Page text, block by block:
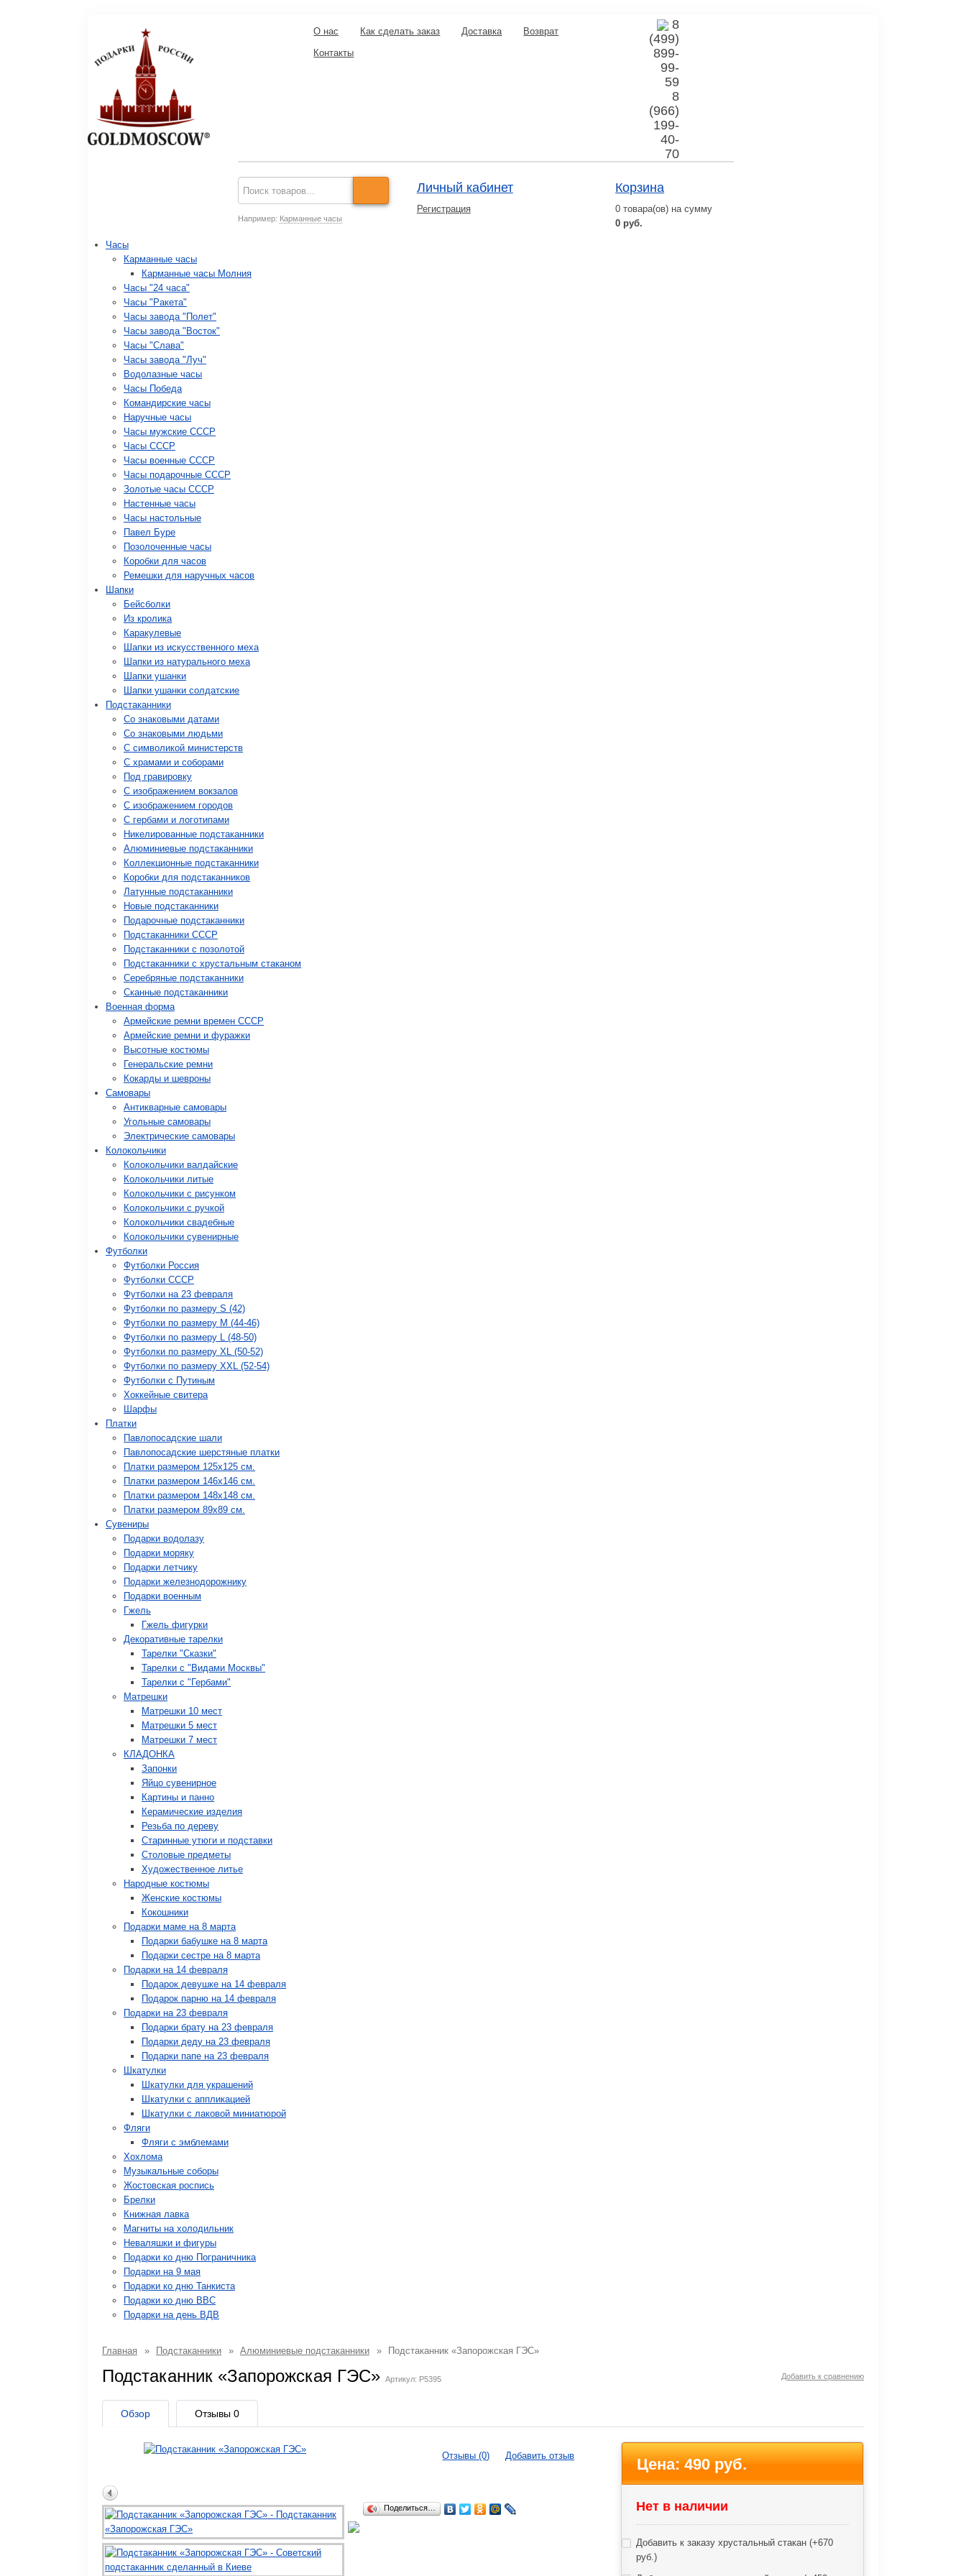
О нас Как сделать заказ Доставка
Возврат
Контакты
8
(499)
899-
99-
59
8
(966)
199-
40-
70
Например: Карманные часы
Личный кабинет
Регистрация
Корзина
0 товара(ов) на сумму
0 руб.
Часы
Карманные часы
Карманные часы Молния
Часы "24 часа"
Часы "Ракета"
Часы завода "Полет"
Часы завода "Восток"
Часы "Слава"
Часы завода "Луч"
Водолазные часы
Часы Победа
Командирские часы
Наручные часы
Часы мужские СССР
Часы СССР
Часы военные СССР
Часы подарочные СССР
Золотые часы СССР
Настенные часы
Часы настольные
Павел Буре
Позолоченные часы
Коробки для часов
Ремешки для наручных часов
Шапки
Бейсболки
Из кролика
Каракулевые
Шапки из искусственного меха
Шапки из натурального меха
Шапки ушанки
Шапки ушанки солдатские
Подстаканники
Со знаковыми датами
Cо знаковыми людьми
C символикой министерств
C храмами и соборами
Под гравировку
С изображением вокзалов
С изображением городов
С гербами и логотипами
Никелированные подстаканники
Алюминиевые подстаканники
Коллекционные подстаканники
Коробки для подстаканников
Латунные подстаканники
Новые подстаканники
Подарочные подстаканники
Подстаканники СССР
Подстаканники с позолотой
Подстаканники с хрустальным стаканом
Серебряные подстаканники
Сканные подстаканники
Военная форма
Армейские ремни времен СССР
Армейские ремни и фуражки
Высотные костюмы
Генеральские ремни
Кокарды и шевроны
Cамовары
Антикварные самовары
Угольные самовары
Электрические самовары
Колокольчики
Колокольчики валдайские
Колокольчики литые
Колокольчики с рисунком
Колокольчики с ручкой
Колокольчики свадебные
Колокольчики сувенирные
Футболки
Футболки Россия
Футболки СССР
Футболки на 23 февраля
Футболки по размеру S (42)
Футболки по размеру М (44-46)
Футболки по размеру L (48-50)
Футболки по размеру XL (50-52)
Футболки по размеру XXL (52-54)
Футболки с Путиным
Хоккейные свитера
Шарфы
Платки
Павлопосадские шали
Павлопосадские шерстяные платки
Платки размером 125х125 см.
Платки размером 146х146 см.
Платки размером 148х148 см.
Платки размером 89х89 см.
Сувениры
Подарки водолазу
Подарки моряку
Подарки летчику
Подарки железнодорожнику
Подарки военным
Гжель
Гжель фигурки
Декоративные тарелки
Тарелки "Сказки"
Тарелки с "Видами Москвы"
Тарелки с "Гербами"
Матрешки
Матрешки 10 мест
Матрешки 5 мест
Матрешки 7 мест
КЛАДОНКА
Запонки
Яйцо сувенирное
Картины и панно
Керамические изделия
Резьба по дереву
Старинные утюги и подставки
Столовые предметы
Художественное литье
Народные костюмы
Женские костюмы
Кокошники
Подарки маме на 8 марта
Подарки бабушке на 8 марта
Подарки сестре на 8 марта
Подарки на 14 февраля
Подарок девушке на 14 февраля
Подарок парню на 14 февраля
Подарки на 23 февраля
Подарки брату на 23 февраля
Подарки деду на 23 февраля
Подарки папе на 23 февраля
Шкатулки
Шкатулки для украшений
Шкатулки с аппликацией
Шкатулки с лаковой миниатюрой
Фляги
Фляги с эмблемами
Хохлома
Музыкальные соборы
Жостовская роспись
Брелки
Книжная лавка
Магниты на холодильник
Неваляшки и фигуры
Подарки ко дню Пограничника
Подарки на 9 мая
Подарки ко дню Танкиста
Подарки ко дню ВВС
Подарки на день ВДВ
Главная » Подстаканники » Алюминиевые подстаканники » Подстаканник «Запорожская ГЭС»
Подстаканник «Запорожская ГЭС» Артикул: P5395 Добавить к сравнению
Обзор Отзывы 0
Отзывы (0) Добавить отзыв
Поделиться…
Цена:490 руб.
Нет в наличии
Добавить к заказу хрустальный стакан (+670
руб.)